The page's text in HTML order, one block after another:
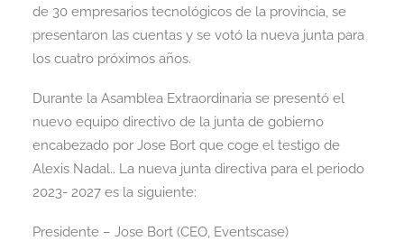
de 30 empresarios tecnológicos de la provincia, se
presentaron las cuentas y se votó la nueva junta para
los cuatro próximos años.
Durante la Asamblea Extraordinaria se presentó el
nuevo equipo directivo de la junta de gobierno
encabezado por Jose Bort que coge el testigo de
Alexis Nadal.. La nueva junta directiva para el periodo
2023- 2027 es la siguiente:
Presidente – Jose Bort (CEO, Eventscase)